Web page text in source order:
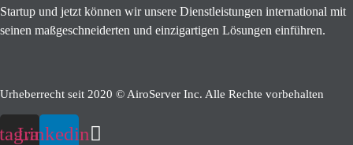
Startup und jetzt können wir unsere Dienstleistungen international mit
seinen maßgeschneiderten und einzigartigen Lösungen einführen.
Urheberrecht seit 2020 © AiroServer Inc. Alle Rechte vorbehalten
Linkedin